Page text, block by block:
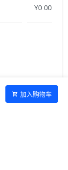
¥0.00
加入购物车